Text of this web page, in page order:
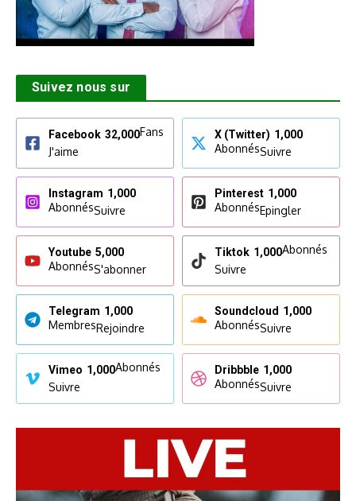
Suivez nous sur
Facebook 32,000Fans
J'aime
X (Twitter) 1,000
AbonnésSuivre
Instagram 1,000
AbonnésSuivre
Pinterest 1,000
AbonnésEpingler
Youtube 5,000
AbonnésS'abonner
Tiktok 1,000Abonnés
Suivre
Telegram 1,000
MembresRejoindre
Soundcloud 1,000
AbonnésSuivre
Vimeo 1,000Abonnés
Suivre
Dribbble 1,000
AbonnésSuivre